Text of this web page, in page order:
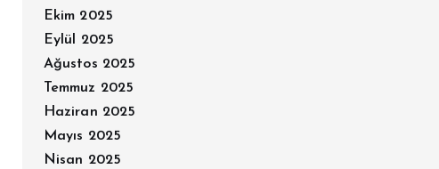
Ekim 2025
Eylül 2025
Ağustos 2025
Temmuz 2025
Haziran 2025
Mayıs 2025
Nisan 2025